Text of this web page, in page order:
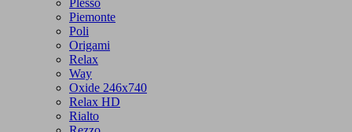
Piemonte
Poli
Origami
Relax
Way
Oxide 246x740
Relax HD
Rialto